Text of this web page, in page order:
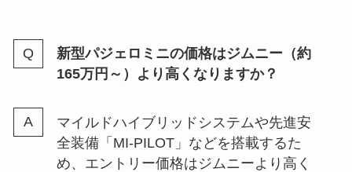
新型パジェロミニの価格はジムニー（約
165万円～）より高くなりますか？
マイルドハイブリッドシステムや先進安
全装備「MI-PILOT」などを搭載するた
め、エントリー価格はジムニーより高く